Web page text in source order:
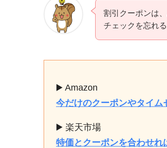
割引クーポンは
チェックを忘れ
▶️ Amazon
今だけのクーポンやタイム
▶️ 楽天市場
特価とクーポンを合わせれ